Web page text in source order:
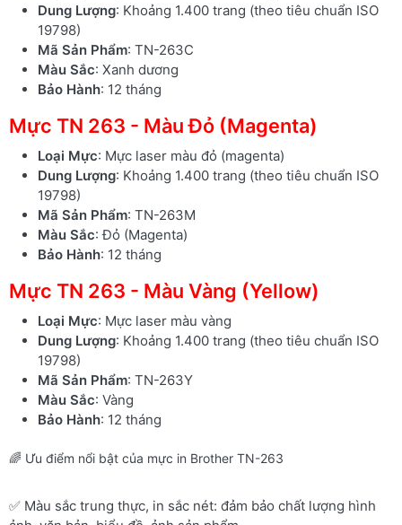
Dung Lượng: Khoảng 1.400 trang (theo tiêu chuẩn ISO
19798)
Mã Sản Phẩm: TN-263C
Màu Sắc: Xanh dương
Bảo Hành: 12 tháng
Mực TN 263 - Màu Đỏ (Magenta)
Loại Mực: Mực laser màu đỏ (magenta)
Dung Lượng: Khoảng 1.400 trang (theo tiêu chuẩn ISO
19798)
Mã Sản Phẩm: TN-263M
Màu Sắc: Đỏ (Magenta)
Bảo Hành: 12 tháng
Mực TN 263 - Màu Vàng (Yellow)
Loại Mực: Mực laser màu vàng
Dung Lượng: Khoảng 1.400 trang (theo tiêu chuẩn ISO
19798)
Mã Sản Phẩm: TN-263Y
Màu Sắc: Vàng
Bảo Hành: 12 tháng
🌈 Ưu điểm nổi bật của mực in Brother TN-263
✅ Màu sắc trung thực, in sắc nét: đảm bảo chất lượng hình